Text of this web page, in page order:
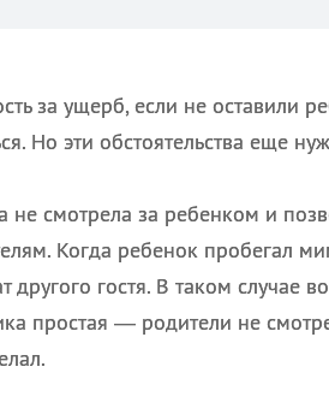
за ущерб, если не оставили
Но эти обстоятельства еще
смотрела за ребенком и
Когда ребенок пробегал
другого гостя. В таком случае
простая — родители не